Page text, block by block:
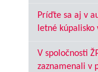
Príďte sa aj v
letné kúpalisko
V spoločnosti
zaznamenali v